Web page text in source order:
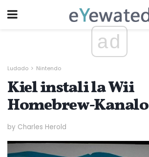
ad
Ludado Nintendo
Kiel instali la Wii
Homebrew-Kanalo
by Charles Herold